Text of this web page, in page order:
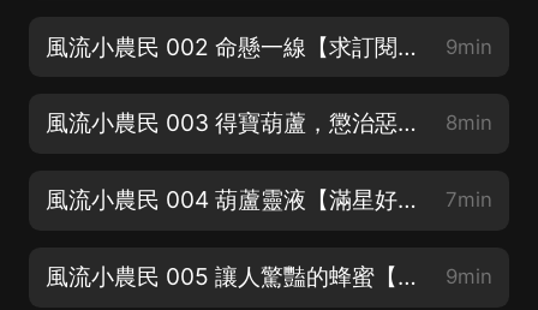
風流小農民 002 命懸一線【求訂閱，求分享，求好評呀】 9min
風流小農民 003 得寶葫蘆，懲治惡人【播放每漲百萬，加更5集！】 8min
風流小農民 004 葫蘆靈液【滿星好評+訂閱，送哥一場開掛夢】 7min
風流小農民 005 讓人驚豔的蜂蜜【滿星好評+訂閱，送哥一場開掛夢】 9min